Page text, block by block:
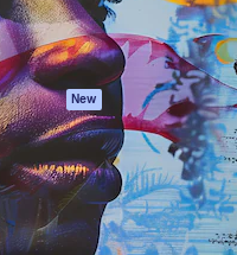
condições
Política de
privacidade
Originais New
Política de cookies
Central de
confiabilidade
Afiliados
Empresas
Blog
Sala